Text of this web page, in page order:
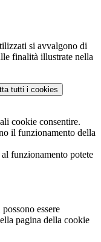
si avvalgono di
finalità illustrate nella
tutti i cookies
cookie consentire.
il funzionamento della
funzionamento potete
essere
pagina della cookie